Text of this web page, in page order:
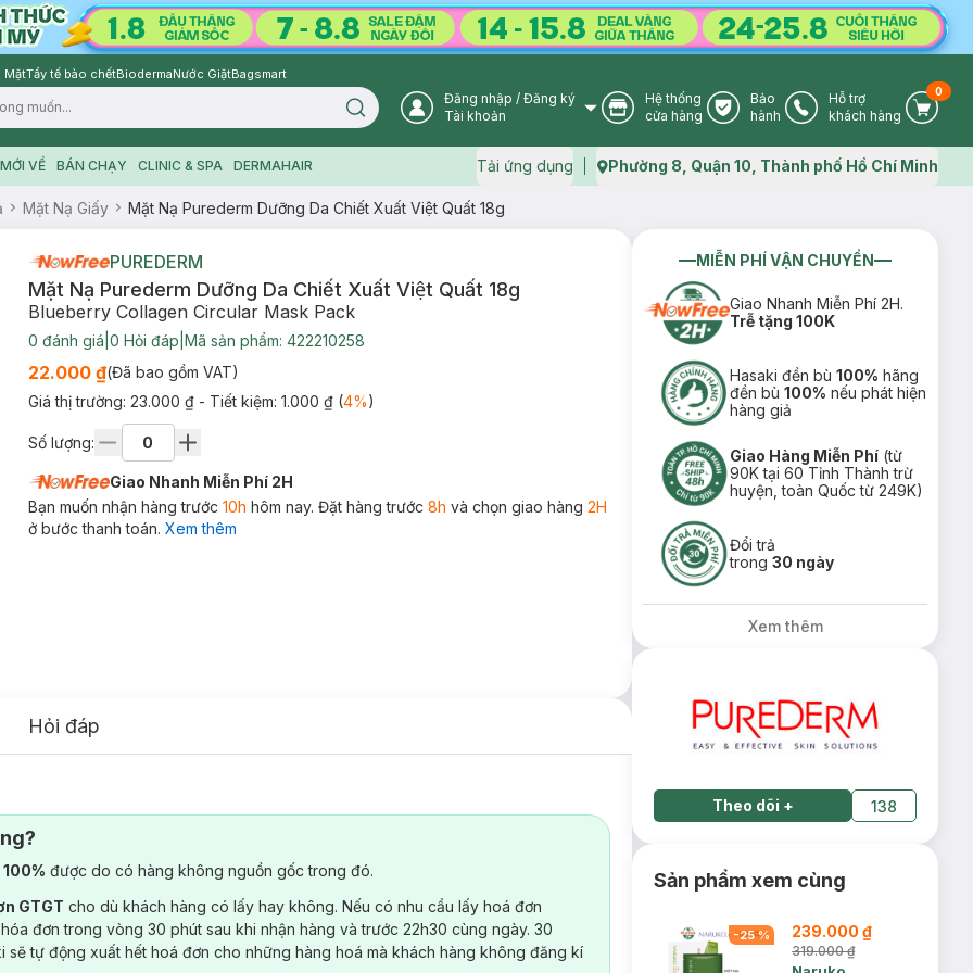
MặtTẩy tế bào chếtBiodermaNước GiặtBagsmart
Search icon User Icon
Đăng nhập / Đăng ký
Tài khoản
Store Icon
Hệ thống
cửa hàng
Warranty Icon
Bảo
hành
Phone Icon
Hỗ trợ
khách hàng
Cart
0
VỀ BÁN CHẠY CLINIC & SPA DERMAHAIR Tải ứng dụng Map icon
Phường 8, Quận 10, Thành phố Hồ Chí Minh
Mặt Nạ Giấy Mặt Nạ Purederm Dưỡng Da Chiết Xuất Việt Quất 18g
PUREDERM
Mặt Nạ Purederm Dưỡng Da Chiết Xuất Việt Quất 18g
Blueberry Collagen Circular Mask Pack
0 đánh giá 0 Hỏi đáp Mã sản phẩm: 422210258
22.000 ₫(Đã bao gồm VAT)
Giá thị trường: 23.000 ₫ - Tiết kiệm: 1.000 ₫(4%)
Số lượng:
Giao Nhanh Miễn Phí 2H
Bạn muốn nhận hàng trước 10h hôm nay. Đặt hàng trước 8h và chọn giao hàng 2H
ở bước thanh toán. Xem thêm
Hỏi đáp
được do có hàng không nguồn gốc trong đó.
GTGT cho dù khách hàng có lấy hay không. Nếu có nhu cầu lấy hoá đơn
đơn trong vòng 30 phút sau khi nhận hàng và trước 22h30 cùng ngày. 30
sẽ tự động xuất hết hoá đơn cho những hàng hoá mà khách hàng không đăng kí
MIỄN PHÍ VẬN CHUYỂN
Giao Nhanh Miễn Phí 2H.
Trễ tặng 100K
Hasaki đền bù100% hãng
đền bù100% nếu phát hiện
hàng giả
Giao Hàng Miễn Phí (từ
90K tại 60 Tỉnh Thành trừ
huyện, toàn Quốc từ 249K)
Đổi trả
trong30 ngày
Xem thêm
Theo dõi + 138
Sản phẩm xem cùng
-25% 239.000 ₫
319.000 ₫